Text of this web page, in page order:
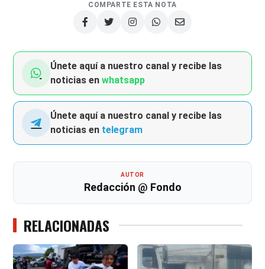
COMPARTE ESTA NOTA
Únete aquí a nuestro canal y recibe las
noticias enwhatsapp
Únete aquí a nuestro canal y recibe las
noticias en telegram
AUTOR
Redacción @ Fondo
RELACIONADAS